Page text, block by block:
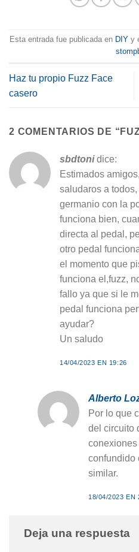
Esta entrada fue publicada en DIYy
Haz tu propio Fuzz Face
casero
2 COMENTARIOS DE “
sbdtoni dice:
Estimados
saludaros a
germanio con la
funciona bien,
directa al pedal,
otro pedal
el momento que
funciona el,fuzz,
fallo ya que si le
pedal funciona
ayudar?
Un saludo
14/04/2023 EN 19:26
Alberto
Por lo que
del circuito
confundido
similar.
18/04/2023 EN
Deja una respuesta